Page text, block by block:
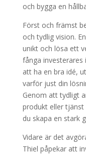
och bygga en
Först och främst
och tydlig vision.
unikt och lösa ett
fånga investerares
att ha en bra idé,
varför just din
Genom att tydligt
produkt eller tjänst
du skapa en stark
Vidare är det
Thiel påpekar att